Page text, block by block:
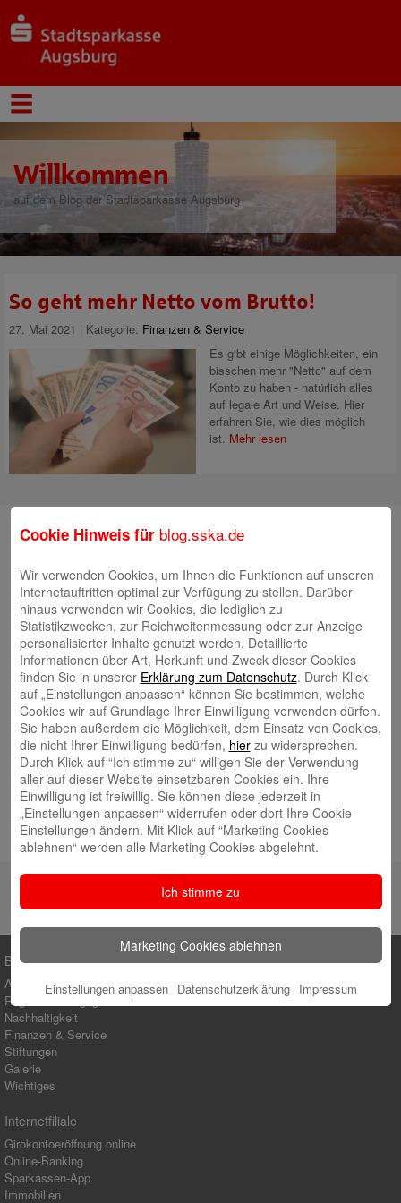
Willkommen
auf dem Blog der Stadtsparkasse Augsburg
So geht mehr Netto vom Brutto!
27. Mai 2021 | Kategorie: Finanzen & Service
Es gibt einige Möglichkeiten, ein
bisschen mehr "Netto" auf dem
Konto zu haben - natürlich alles
auf legale Art und Weise. Hier
erfahren Sie, wie dies möglich
ist. Mehr lesen
Suche
Neueste Beiträge
Radlkonvoi des FFH feiert Einweihung des neuen
Campus Nord 5. August 2026
Willkommen bei Kinder im Mittelpunkt e.V. 24. Juli 2026
Tierische Erlebnisse, Bewegung und Begegnungen –
Zootag der Stadtsparkasse Augsburg begeistert rund
2.500 Besucherinnen und Besucher 22. Juli 2026
KNAXIADE in Schwaben geht in die Verlängerung
Juli 2026
Hochbeete voller frischem Gemüse 10. Juli 2026
Blog-Kategorien
Ausbildung
Regionales Engagement
Nachhaltigkeit
Finanzen & Service
Stiftungen
Galerie
Wichtiges
Internetfiliale
Girokontoeröffnung online
Online-Banking
Sparkassen-App
Immobilien
Cookie Hinweis für blog.sska.de
Wir verwenden Cookies, um Ihnen die Funktionen auf unseren
Internetauftritten optimal zur Verfügung zu stellen. Darüber
hinaus verwenden wir Cookies, die lediglich zu
Statistikzwecken, zur Reichweitenmessung oder zur Anzeige
personalisierter Inhalte genutzt werden. Detaillierte
Informationen über Art, Herkunft und Zweck dieser Cookies
finden Sie in unserer Erklärung zum Datenschutz. Durch Klick
auf „Einstellungen anpassen“ können Sie bestimmen, welche
Cookies wir auf Grundlage Ihrer Einwilligung verwenden dürfen.
Sie haben außerdem die Möglichkeit, dem Einsatz von Cookies,
die nicht Ihrer Einwilligung bedürfen, hierzu widersprechen.
Durch Klick auf “Ich stimme zu“ willigen Sie der Verwendung
aller auf dieser Website einsetzbaren Cookies ein. Ihre
Einwilligung ist freiwillig. Sie können diese jederzeit in
„Einstellungen anpassen“ widerrufen oder dort Ihre Cookie-
Einstellungen ändern. Mit Klick auf “Marketing Cookies
ablehnen“ werden alle Marketing Cookies abgelehnt.
Ich stimme zu
Marketing Cookies ablehnen
Einstellungen anpassen Datenschutzerklärung Impressum